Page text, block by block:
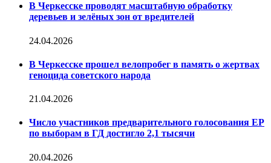
В Черкесске проводят масштабную обработку
деревьев и зелёных зон от вредителей
24.04.2026
В Черкесске прошел велопробег в память о жертвах
геноцида советского народа
21.04.2026
Число участников предварительного голосования ЕР
по выборам в ГД достигло 2,1 тысячи
20.04.2026